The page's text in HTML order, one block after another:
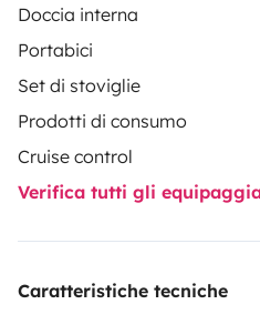
Marche pied électrique à
Linge de lit non inclus mais
inclus.
oreillers avec alèses
inclus.
renseignement
Doccia interna
Portabici
Set di stoviglie
Prodotti di consumo
Cruise control
Verifica tutti gli
Caratteristiche tecniche